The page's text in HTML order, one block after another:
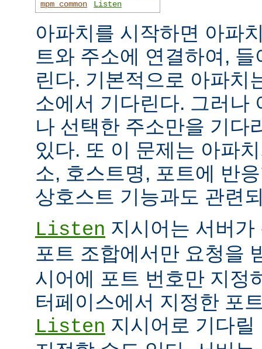
mpm_common
Listen
아파치를 시작하면 아파
트와 주소에 연결하여,
린다. 기본적으로 아파치
소에서 기다린다. 그러나
나 선택한 주소만을 기다
있다. 또 이 문제는 아파
소, 호스트명, 포트에 반
상호스트 기능과도 관련
Listen 지시어는 서버
포트 조합에서만 요청을
시어에 포트 번호만 지정
터페이스에서 지정한 포
Listen 지시어로 기다